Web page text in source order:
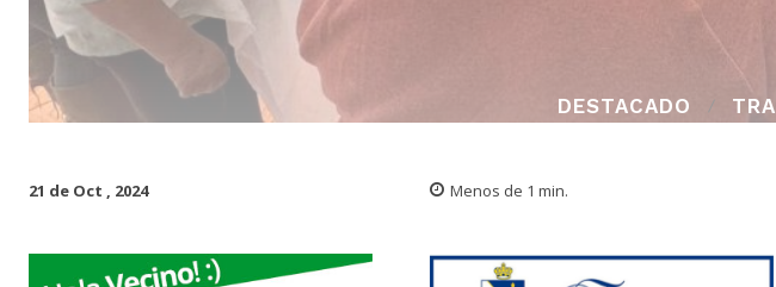
DESTACADO
21 de Oct , 2024 Menos de 1 min.